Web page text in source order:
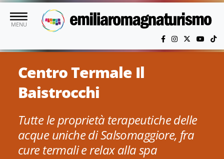
Vai al contenuto principale
MENU
Centro Termale Il
Baistrocchi
Tutte le proprietà terapeutiche delle
acque uniche di Salsomaggiore, fra
cure termali e relax alla spa